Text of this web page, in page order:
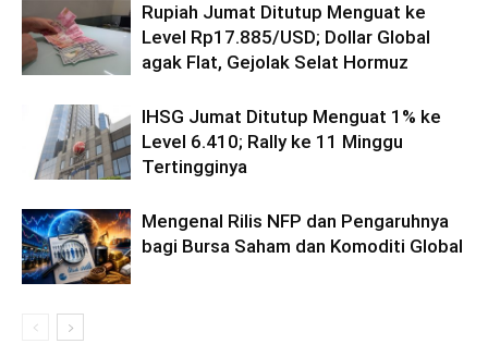
Rupiah Jumat Ditutup Menguat ke
Level Rp17.885/USD; Dollar Global
agak Flat, Gejolak Selat Hormuz
IHSG Jumat Ditutup Menguat 1% ke
Level 6.410; Rally ke 11 Minggu
Tertingginya
Mengenal Rilis NFP dan Pengaruhnya
bagi Bursa Saham dan Komoditi Global